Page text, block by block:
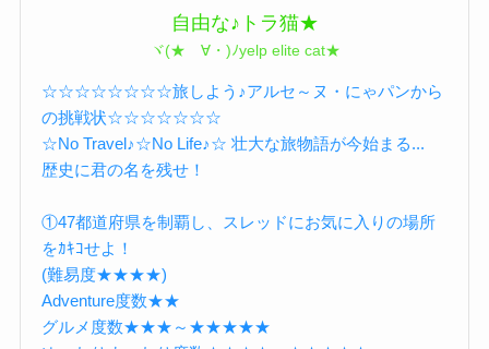
自由な♪トラ猫★
ヾ(★ゝ∀・)ﾉyelp elite cat★
☆☆☆☆☆☆☆☆旅しよう♪アルセ～ヌ・にゃパンから
の挑戦状☆☆☆☆☆☆☆
☆No Travel♪☆No Life♪☆ 壮大な旅物語が今始まる...
歴史に君の名を残せ！
①47都道府県を制覇し、スレッドにお気に入りの場所
をｶｷｺせよ！
(難易度★★★★)
Adventure度数★★
グルメ度数★★★～★★★★★